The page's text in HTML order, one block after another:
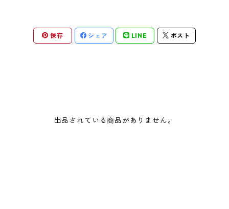
保存 シェア LINE ポスト
出品されている商品がありません。